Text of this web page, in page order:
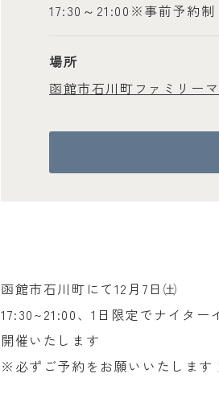
17:30～21:00※事前予約制
場所
函館市石川町ファミリー
函館市石川町にて12月7日㈯
17:30~21:00、1日限定でナイター
開催いたします
※必ずご予約をお願いいたします